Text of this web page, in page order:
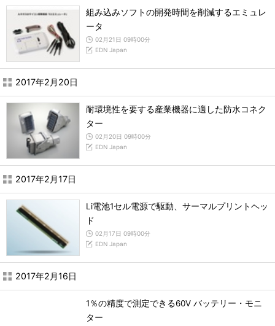
組み込みソフトの開発時間を削減するエミュレ
ータ
02月21日 09時00分
EDN Japan
2017年2月20日
耐環境性を要する産業機器に適した防水コネク
ター
02月20日 09時00分
EDN Japan
2017年2月17日
Li電池1セル電源で駆動、サーマルプリントヘッ
ド
02月17日 09時00分
EDN Japan
2017年2月16日
1％の精度で測定できる60V バッテリー・モニ
ター